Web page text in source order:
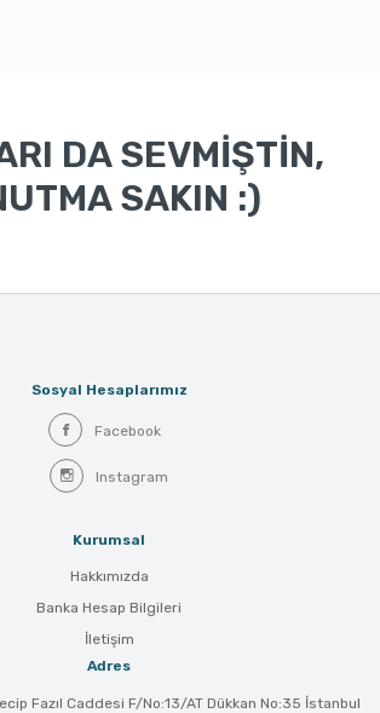
DA SEVMİŞTİN,
SAKIN :)
Sosyal Hesaplarımız
Facebook
Instagram
Kurumsal
Hakkımızda
Banka Hesap Bilgileri
İletişim
Adres
Fazıl Caddesi F/No:13/AT Dükkan No:35 İstanbul